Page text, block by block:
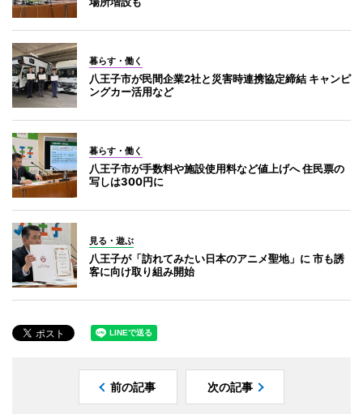
暮らす・働く
八王子市が民間企業2社と災害時連携協定締結 キャンピ
ングカー活用など
暮らす・働く
八王子市が手数料や施設使用料など値上げへ 住民票の
写しは300円に
見る・遊ぶ
八王子が「訪れてみたい日本のアニメ聖地」に 市も誘
客に向け取り組み開始
前の記事 次の記事